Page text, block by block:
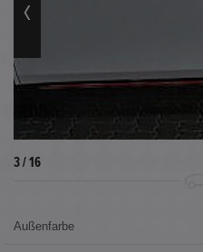
3 / 16
Außenfarbe